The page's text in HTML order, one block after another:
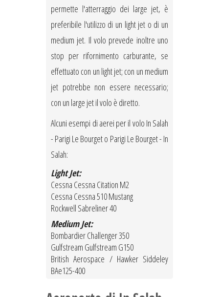
permette l'atterraggio dei large jet, è
preferibile l'utilizzo di un light jet o di un
medium jet. Il volo prevede inoltre uno
stop per rifornimento carburante, se
effettuato con un light jet; con un medium
jet potrebbe non essere necessario;
con un large jet il volo è diretto.
Alcuni esempi di aerei per il volo In Salah
- Parigi Le Bourget o Parigi Le Bourget - In
Salah:
Light Jet:
Cessna Cessna Citation M2
Cessna Cessna 510 Mustang
Rockwell Sabreliner 40
Medium Jet:
Bombardier Challenger 350
Gulfstream Gulfstream G150
British Aerospace / Hawker Siddeley
BAe125-400